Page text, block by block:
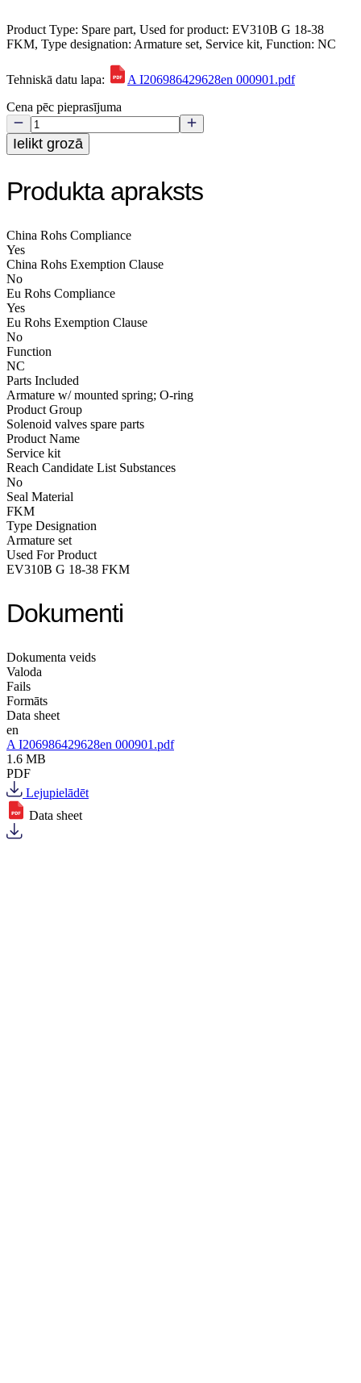
Product Type: Spare part, Used for product: EV310B G 18-38
FKM, Type designation: Armature set, Service kit, Function: NC
Tehniskā datu lapa:
A I206986429628en 000901.pdf
Cena pēc pieprasījuma
Ielikt grozā
Produkta apraksts
China Rohs Compliance
Yes
China Rohs Exemption Clause
No
Eu Rohs Compliance
Yes
Eu Rohs Exemption Clause
No
Function
NC
Parts Included
Armature w/ mounted spring; O-ring
Product Group
Solenoid valves spare parts
Product Name
Service kit
Reach Candidate List Substances
No
Seal Material
FKM
Type Designation
Armature set
Used For Product
EV310B G 18-38 FKM
Dokumenti
Dokumenta veids
Valoda
Fails
Formāts
Data sheet
en
A I206986429628en 000901.pdf
1.6 MB
PDF
Lejupielādēt
Data sheet